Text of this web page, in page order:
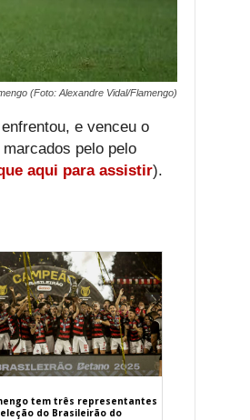
(Foto: Alexandre Vidal/Flamengo)
e venceu o
pelo pelo
aqui para assistir).
tem três representantes
do Brasileirão do